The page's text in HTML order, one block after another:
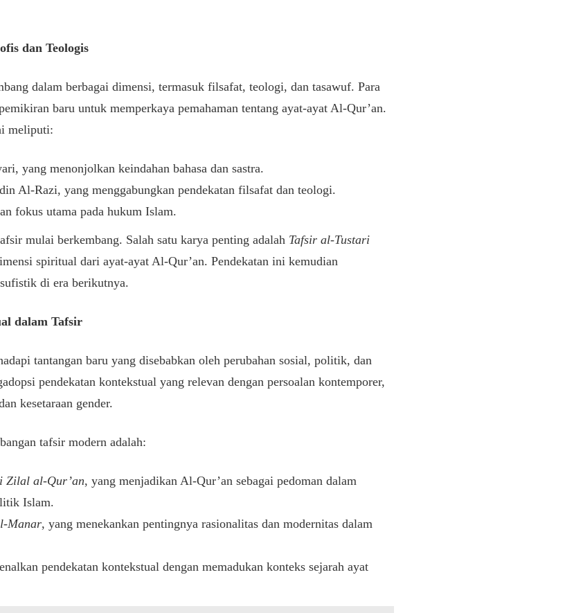
dan Teologis
dalam berbagai dimensi, termasuk filsafat, teologi, dan tasawuf. Para
baru untuk memperkaya pemahaman tentang ayat-ayat Al-Qur’an.
meliputi:
yang menonjolkan keindahan bahasa dan sastra.
Al-Razi, yang menggabungkan pendekatan filsafat dan teologi.
fokus utama pada hukum Islam.
mulai berkembang. Salah satu karya penting adalah Tafsir al-Tustari
spiritual dari ayat-ayat Al-Qur’an. Pendekatan ini kemudian
di era berikutnya.
dalam Tafsir
tantangan baru yang disebabkan oleh perubahan sosial, politik, dan
pendekatan kontekstual yang relevan dengan persoalan kontemporer,
kesetaraan gender.
tafsir modern adalah:
Zilal al-Qur’an, yang menjadikan Al-Qur’an sebagai pedoman dalam
Islam.
Manar, yang menekankan pentingnya rasionalitas dan modernitas dalam
pendekatan kontekstual dengan memadukan konteks sejarah ayat